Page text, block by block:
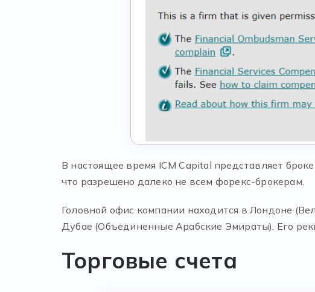
В настоящее время ICM Capital представляет
что разрешено далеко не всем форекс-брокерам.
Головной офис компании находится в Лондоне
Дубае (Объединенные Арабские Эмираты). Его
Торговые счета